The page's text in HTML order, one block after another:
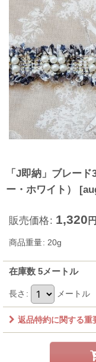
「J即納」ブレー
ー・ホワイト）
[
販売価格: 1,320 円
商品重量: 20g
在庫数 5メートル
長さ : メートル
返品特約に関する重